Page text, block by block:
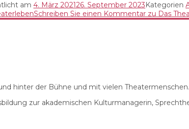
am 4. März 202126. September 2023Kategorien
Schreiben Sie einen Kommentar zu Das
hinter der Bühne und mit vielen Theatermenschen.
zur akademischen Kulturmanagerin,